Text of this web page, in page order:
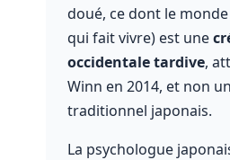
doué, ce dont le
qui fait vivre) est une
occidentale tardive,
Winn en 2014, et non
traditionnel japonais.
La psychologue